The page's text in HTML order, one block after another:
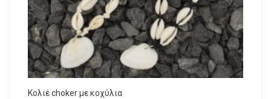
Κολιέ choker με κοχύλια